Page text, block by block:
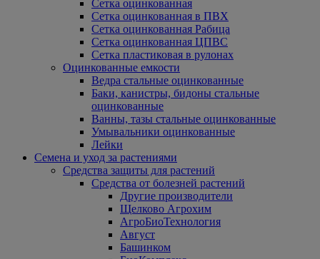
Сетка оцинкованная
Сетка оцинкованная в ПВХ
Сетка оцинкованная Рабица
Сетка оцинкованная ЦПВС
Сетка пластиковая в рулонах
Оцинкованные емкости
Ведра стальные оцинкованные
Баки, канистры, бидоны стальные
оцинкованные
Ванны, тазы стальные оцинкованные
Умывальники оцинкованные
Лейки
Семена и уход за растениями
Средства защиты для растений
Средства от болезней растений
Другие производители
Щелково Агрохим
АгроБиоТехнология
Август
Башинком